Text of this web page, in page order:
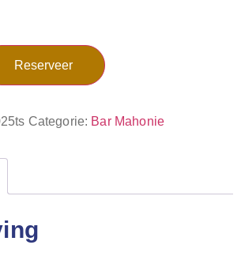
Reserveer
Categorie: Bar Mahonie